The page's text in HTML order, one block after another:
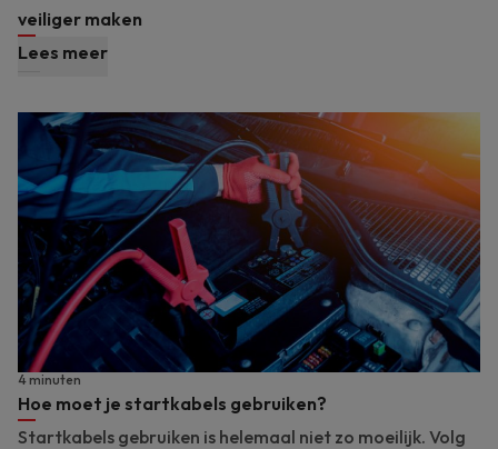
veiliger maken
Lees meer
Hoe moet je startkabels gebruiken?
4 minuten
Startkabels gebruiken is helemaal niet zo moeilijk. Volg